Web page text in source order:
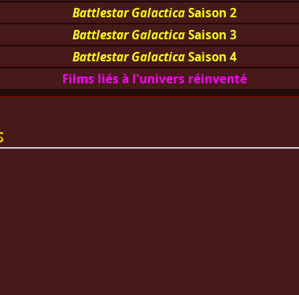
Battlestar Galactica Saison 2
Battlestar Galactica Saison 3
Battlestar Galactica Saison 4
Films liés à l'univers réinventé